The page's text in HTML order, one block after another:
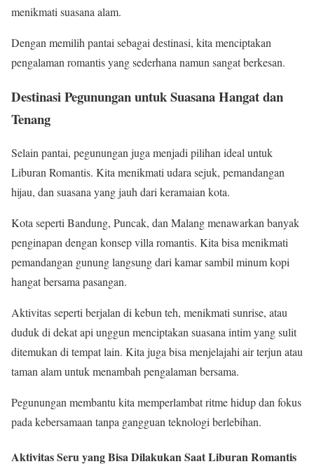
menikmati suasana alam.
Dengan memilih pantai sebagai destinasi, kita menciptakan
pengalaman romantis yang sederhana namun sangat berkesan.
Destinasi Pegunungan untuk Suasana Hangat dan
Tenang
Selain pantai, pegunungan juga menjadi pilihan ideal untuk
Liburan Romantis. Kita menikmati udara sejuk, pemandangan
hijau, dan suasana yang jauh dari keramaian kota.
Kota seperti Bandung, Puncak, dan Malang menawarkan banyak
penginapan dengan konsep villa romantis. Kita bisa menikmati
pemandangan gunung langsung dari kamar sambil minum kopi
hangat bersama pasangan.
Aktivitas seperti berjalan di kebun teh, menikmati sunrise, atau
duduk di dekat api unggun menciptakan suasana intim yang sulit
ditemukan di tempat lain. Kita juga bisa menjelajahi air terjun atau
taman alam untuk menambah pengalaman bersama.
Pegunungan membantu kita memperlambat ritme hidup dan fokus
pada kebersamaan tanpa gangguan teknologi berlebihan.
Aktivitas Seru yang Bisa Dilakukan Saat Liburan Romantis